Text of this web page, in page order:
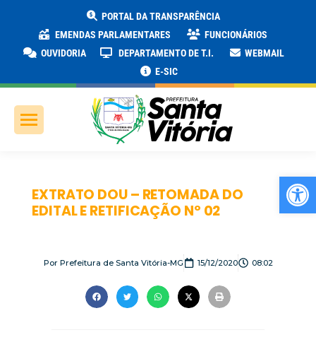
PORTAL DA TRANSPARÊNCIA
EMENDAS PARLAMENTARES
FUNCIONÁRIOS
OUVIDORIA
DEPARTAMENTO DE T.I.
WEBMAIL
E-SIC
EXTRATO DOU – RETOMADA DO
EDITAL E RETIFICAÇÃO Nº 02
PorPrefeitura de Santa Vitória-MG 15/12/2020 08:02